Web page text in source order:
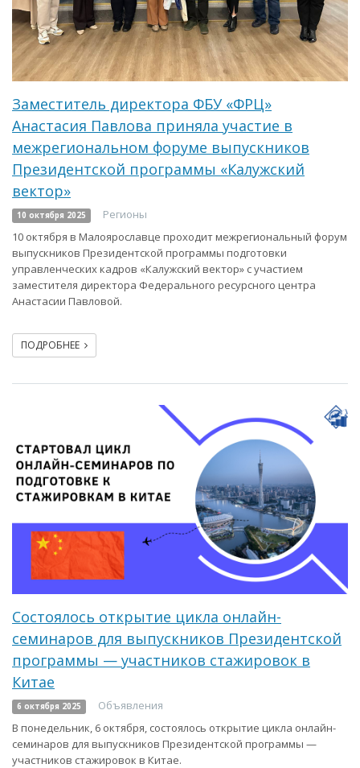
Заместитель директора ФБУ «ФРЦ»
Анастасия Павлова приняла участие в
межрегиональном форуме выпускников
Президентской программы «Калужский
вектор»
10 октября 2025
Регионы
10 октября в Малоярославце проходит межрегиональный форум
выпускников Президентской программы подготовки
управленческих кадров «Калужский вектор» с участием
заместителя директора Федерального ресурсного центра
Анастасии Павловой.
ПОДРОБНЕЕ
Состоялось открытие цикла онлайн-
семинаров для выпускников Президентской
программы — участников стажировок в
Китае
6 октября 2025
Объявления
В понедельник, 6 октября, состоялось открытие цикла онлайн-
семинаров для выпускников Президентской программы —
участников стажировок в Китае.